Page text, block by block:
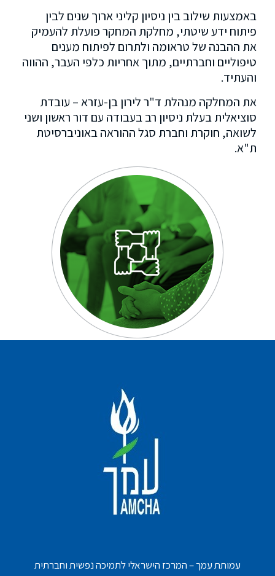
באמצעות שילוב בין ניסיון קליני ארוך שנים לבין
פיתוח ידע שיטתי, מחלקת המחקר פועלת להעמיק
את ההבנה של טראומה ולתרום לפיתוח מענים
טיפוליים וחברתיים, מתוך אחריות כלפי העבר, ההווה
והעתיד.
את המחלקה מנהלת ד"ר לירון בן-עזרא – עובדת
סוציאלית בעלת ניסיון רב בעבודה עם דור ראשון ושני
לשואה, חוקרת וחברת סגל ההוראה באוניברסיטת
ת"א.
עמותת עמך – המרכז הישראלי לתמיכה נפשית וחברתית